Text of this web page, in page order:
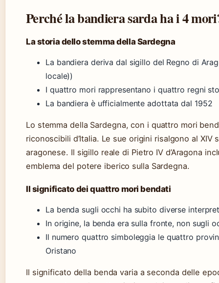
Perché la bandiera sarda ha i 4
La storia dello stemma della Sardegna
La bandiera deriva dal sigillo del Regno di
locale))
I quattro mori rappresentano i quattro regni
La bandiera è ufficialmente adottata dal 1952
Lo stemma della Sardegna, con i quattro mori
riconoscibili d’Italia. Le sue origini risalgono al
aragonese. Il sigillo reale di Pietro IV d’Aragona
emblema del potere iberico sulla Sardegna.
Il significato dei quattro mori bendati
La benda sugli occhi ha subito diverse
In origine, la benda era sulla fronte, non sugli
Il numero quattro simboleggia le quattro
Oristano
Il significato della benda varia a seconda delle